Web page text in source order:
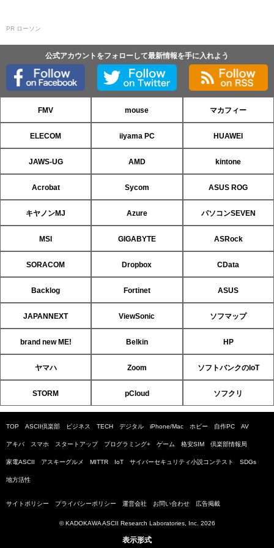
PR ローソン
公式アカウントをフォローして最新情報を手に入れよう
FMV mouse マカフィー
ELECOM iiyama PC HUAWEI
JAWS-UG AMD kintone
Acrobat Sycom ASUS ROG
キヤノンMJ Azure パソコンSEVEN
MSI GIGABYTE ASRock
SORACOM Dropbox CData
Backlog Fortinet ASUS
JAPANNEXT ViewSonic ソフマップ
brand new ME! Belkin HP
ヤマハ Zoom ソフトバンクのIoT
STORM pCloud ソフクリ
TOP ASCII倶楽部 ビジネス TECH デジタル iPhone/Mac ホビー 自作PC AV
アキバ スマホ スタートアップ プログラミング+ ゲーム 格安SIM 倶楽部情報局
家電ASCII アスキーグルメ MITTR IoT サイバーセキュリティ小説コンテスト SDGs
地方活性
サイトポリシー プライバシーポリシー 運営会社 お問い合わせ 広告掲載
© KADOKAWA ASCII Research Laboratories, Inc. 2026
表示形式